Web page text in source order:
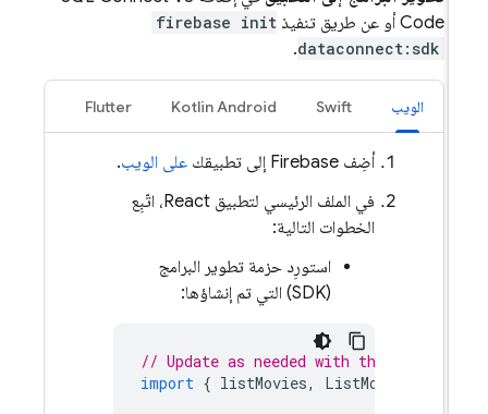
Code أو عن طريق تنفيذ
firebase init
dataconnect:sdk
.
الويب Swift
‫Kotlin Android
Flutter
أضِف Firebase إلى تطبيقك على الويب.
في الملف الرئيسي لتطبيق React، اتّبِع
الخطوات التالية:
استورِد حزمة تطوير البرامج
// Update as needed with the path to
import
{ listMovies, ListMoviesData